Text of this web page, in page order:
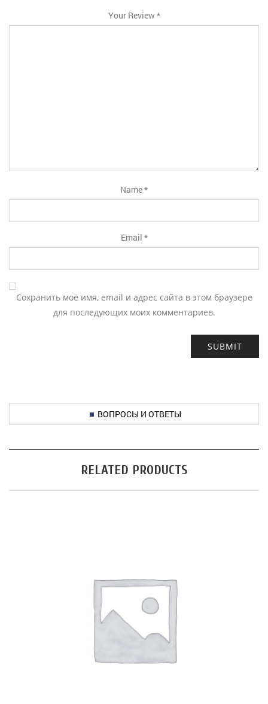
1 4
Your Review *
Name*
Email *
Сохранить моё имя, email и адрес сайта в этом браузере
для последующих моих комментариев.
ВОПРОСЫ И ОТВЕТЫ
RELATED PRODUCTS